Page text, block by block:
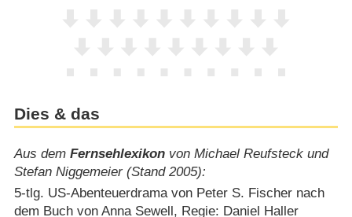
Dies & das
Aus dem Fernsehlexikonvon Michael Reufsteck und
Stefan Niggemeier (Stand 2005):
5-tlg. US-Abenteuerdrama von Peter S. Fischer nach
dem Buch von Anna Sewell, Regie: Daniel Haller